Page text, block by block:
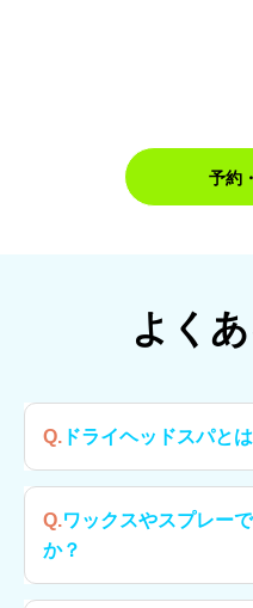
予約
よく
Q.ドライヘッドスパと
A.水を使わないヘッドス
足つぼ専門や耳つぼ専門
サロンでは頭に特化した
Q.ワックスやスプレーで固めていても利用できます
か？